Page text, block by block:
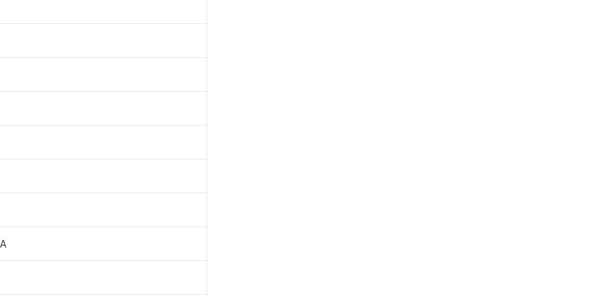
同意のうえご利用ください。
10物質）の非含有に非対応の商品で、対応品を出す予定はありません。
10物質）の非含有の対応状況を調査中または確認中の商品です。
形物で、有害物質有無と関係のない商品です。
部品としていたものが、含有品と判明した場合などやむを得ず変更すること
国RoHSの基準値以下であることを示します。